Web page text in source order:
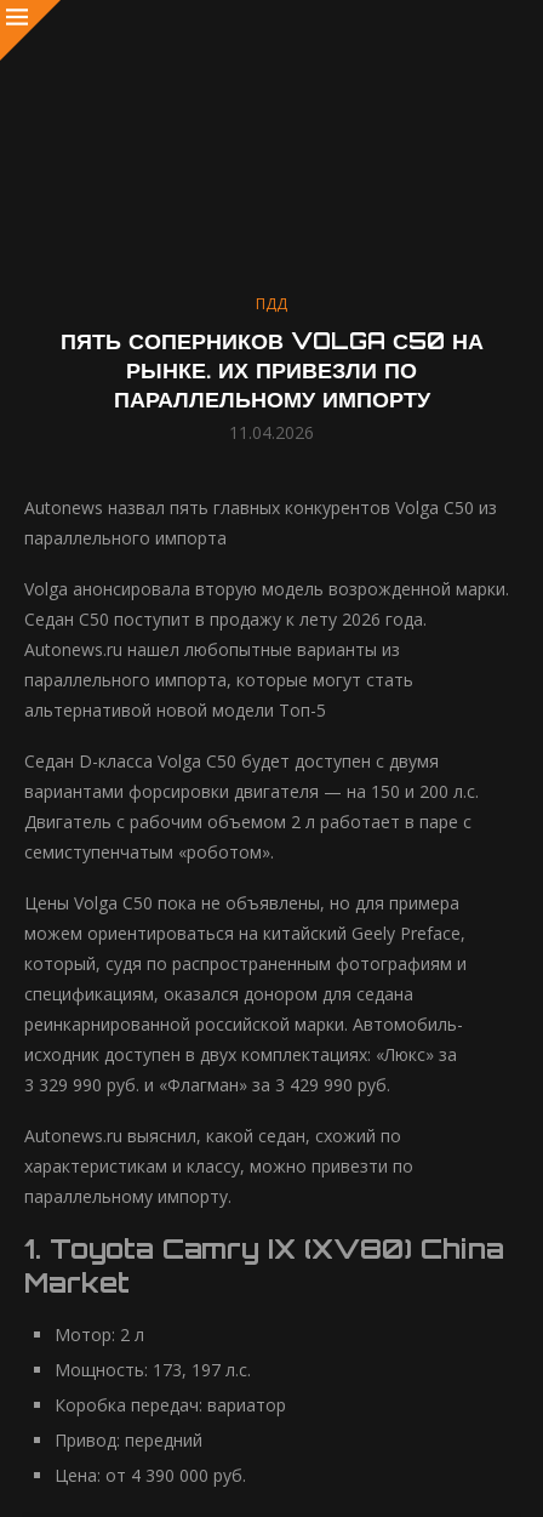
ПДД
ПЯТЬ СОПЕРНИКОВ VOLGA С50 НА
РЫНКЕ. ИХ ПРИВЕЗЛИ ПО
ПАРАЛЛЕЛЬНОМУ ИМПОРТУ
11.04.2026
Autonews назвал пять главных конкурентов Volga С50 из
параллельного импорта
Volga анонсировала вторую модель возрожденной марки.
Седан С50 поступит в продажу к лету 2026 года.
Autonews.ru нашел любопытные варианты из
параллельного импорта, которые могут стать
альтернативой новой модели Топ-5
Седан D-класса Volga С50 будет доступен с двумя
вариантами форсировки двигателя — на 150 и 200 л.с.
Двигатель с рабочим объемом 2 л работает в паре с
семиступенчатым «роботом».
Цены Volga C50 пока не объявлены, но для примера
можем ориентироваться на китайский Geely Preface,
который, судя по распространенным фотографиям и
спецификациям, оказался донором для седана
реинкарнированной российской марки. Автомобиль-
исходник доступен в двух комплектациях: «Люкс» за
3 329 990 руб. и «Флагман» за 3 429 990 руб.
Autonews.ru выяснил, какой седан, схожий по
характеристикам и классу, можно привезти по
параллельному импорту.
1. Toyota Camry IX (XV80) China
Market
Мотор: 2 л
Мощность: 173, 197 л.с.
Коробка передач: вариатор
Привод: передний
Цена: от 4 390 000 руб.